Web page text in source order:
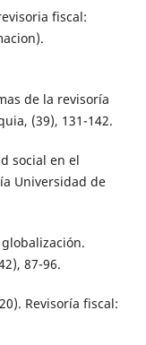
fiscal:
de la revisoría
(39), 131-142.
social en el
Universidad de
87-96.
Revisoría fiscal: